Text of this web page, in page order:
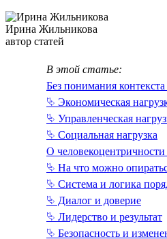
Ирина Жильникова
автор статей
В этой статье:
Без понимания
⮱ Экономическая
⮱ Управленческая
⮱ Социальная нагрузка
О
⮱ На что можно
⮱ Система и логика
⮱ Диалог и доверие
⮱ Лидерство и результат
⮱ Безопасность и